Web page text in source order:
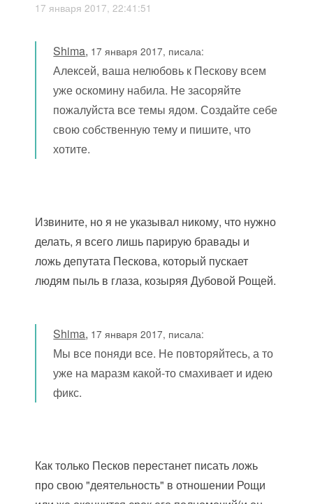
17 января 2017, 22:41:51
Shima, 17 января 2017, писала:
Алексей, ваша нелюбовь к Пескову всем
уже оскомину набила. Не засоряйте
пожалуйста все темы ядом. Создайте себе
свою собственную тему и пишите, что
хотите.
Извините, но я не указывал никому, что нужно
делать, я всего лишь парирую бравады и
ложь депутата Пескова, который пускает
людям пыль в глаза, козыряя Дубовой Рощей.
Shima, 17 января 2017, писала:
Мы все поняди все. Не повторяйтесь, а то
уже на маразм какой-то смахивает и идею
фикс.
Как только Песков перестанет писать ложь
про свою "деятельность" в отношении Рощи